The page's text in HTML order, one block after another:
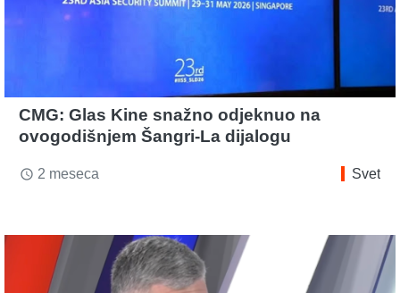
CMG: Glas Kine snažno odjeknuo na
ovogodišnjem Šangri-La dijalogu
access_time 2 meseca Svet